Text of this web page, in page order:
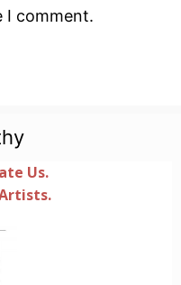
I comment.